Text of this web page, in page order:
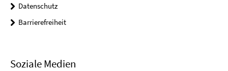
Datenschutz
Barrierefreiheit
Soziale Medien